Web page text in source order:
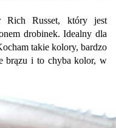
Rich Russet, który jest
drobinek. Idealny dla
takie kolory, bardzo
brązu i to chyba kolor, w